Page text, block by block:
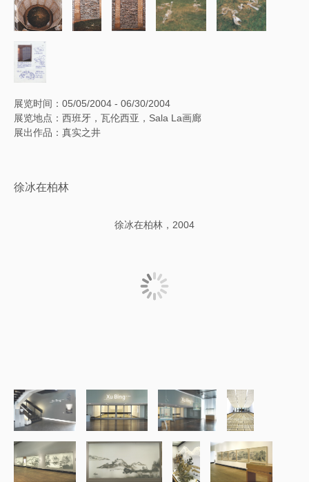
展览时间：05/05/2004 - 06/30/2004
展览地点：西班牙，瓦伦西亚，Sala La画廊
展出作品：真实之井
徐冰在柏林
徐冰在柏林，2004